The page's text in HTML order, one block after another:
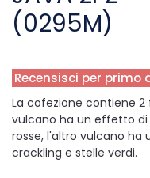
(0295M)
Recensisci per
La cofezione contiene
vulcano ha un effetto
rosse, l'altro vulcano
crackling e stelle verdi.